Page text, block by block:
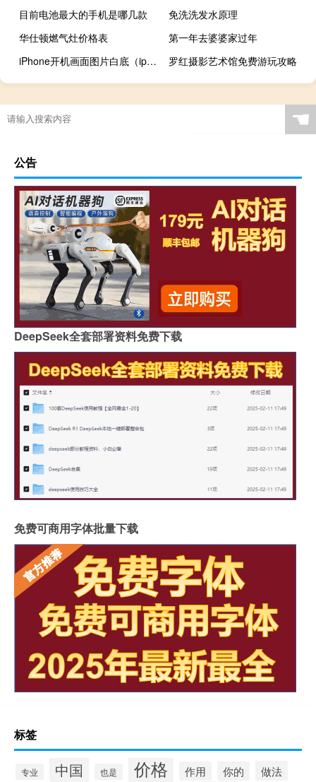
目前电池最大的手机是哪几款
免洗洗发水原理
华仕顿燃气灶价格表
第一年去婆婆家过年
iPhone开机画面图片白底（iphone开机画面）
罗红摄影艺术馆免费游玩攻略
☚
公告
DeepSeek全套部署资料免费下载
免费可商用字体批量下载
标签
专业 中国 也是 价格 作用 你的 做法